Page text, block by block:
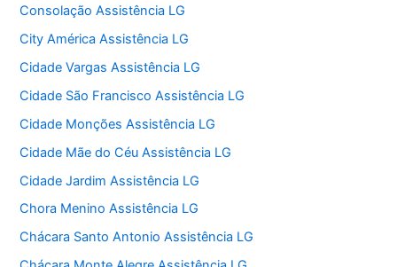
Consolação Assistência LG
City América Assistência LG
Cidade Vargas Assistência LG
Cidade São Francisco Assistência LG
Cidade Monções Assistência LG
Cidade Mãe do Céu Assistência LG
Cidade Jardim Assistência LG
Chora Menino Assistência LG
Chácara Santo Antonio Assistência LG